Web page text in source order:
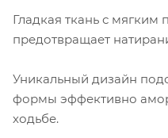
Гладкая ткань с мягким
предотвращает
Уникальный дизайн
формы эффективно
ходьбе.